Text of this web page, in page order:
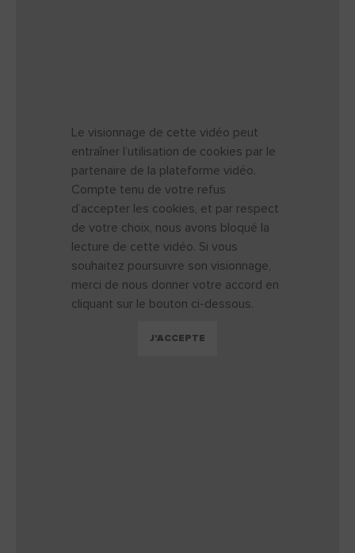
Le visionnage de cette vidéo peut
entraîner l’utilisation de cookies par le
partenaire de la plateforme vidéo.
Compte tenu de votre refus
d’accepter les cookies, et par respect
de votre choix, nous avons bloqué la
lecture de cette vidéo. Si vous
souhaitez poursuivre son visionnage,
merci de nous donner votre accord en
cliquant sur le bouton ci-dessous.
J'ACCEPTE